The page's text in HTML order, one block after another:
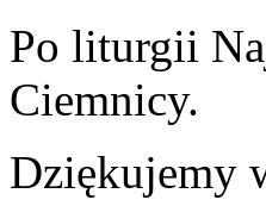
Po liturgii
Ciemnicy.
Dziękujemy